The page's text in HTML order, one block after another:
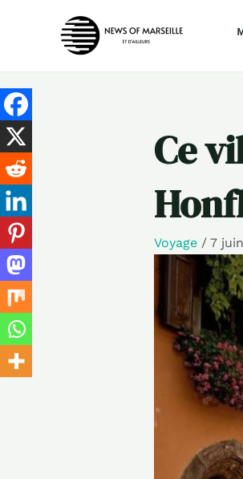
Ce
Voyage / 7